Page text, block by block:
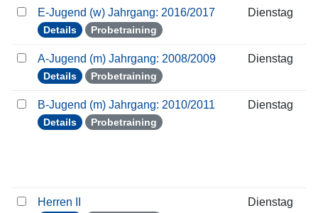
E-Jugend (w) Jahrgang: 2016/2017
Details Probetraining
Dienstag
A-Jugend (m) Jahrgang: 2008/2009
Details Probetraining
Dienstag
B-Jugend (m) Jahrgang: 2010/2011
Details Probetraining
Dienstag
Herren II Dienstag